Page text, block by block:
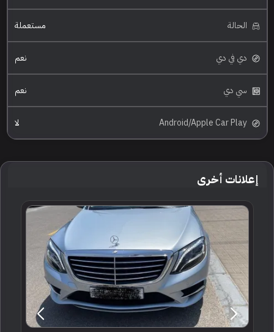
الحالة مستعملة
دي في دي نعم
سي دي نعم
Android/Apple Car Play لا
إعلانات أخرى